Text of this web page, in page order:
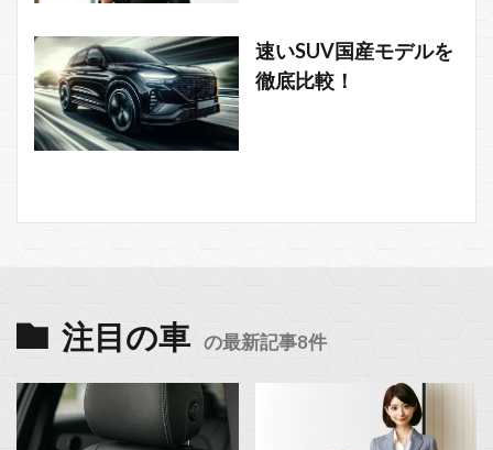
速いSUV国産モデルを
徹底比較！
注目の車 の最新記事8件